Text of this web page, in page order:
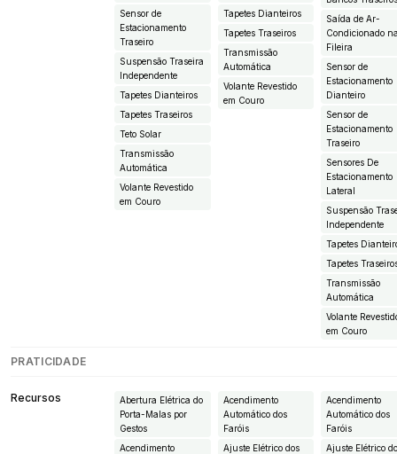
Sensor de
Estacionamento
Traseiro
Suspensão Traseira
Independente
Tapetes Dianteiros
Tapetes Traseiros
Teto Solar
Transmissão
Automática
Volante Revestido
em Couro
Tapetes Dianteiros
Tapetes Traseiros
Transmissão
Automática
Volante Revestido
em Couro
Saída de Ar-
Condicionado
Fileira
Sensor de
Estacionamento
Dianteiro
Sensor de
Estacionamento
Traseiro
Sensores De
Estacionamento
Lateral
Suspensão
Independente
Tapetes
Tapetes
Transmissão
Automática
Volante
em Couro
PRATICIDADE
Recursos
Abertura Elétrica do
Porta-Malas por
Gestos
Acendimento
Acendimento
Automático dos
Faróis
Ajuste Elétrico dos
Acendimento
Automático dos
Faróis
Ajuste Elétrico